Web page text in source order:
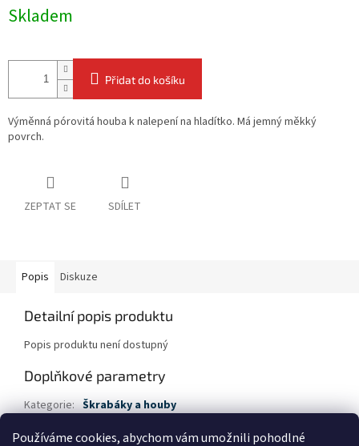
Používáme cookies, abychom vám umožnili pohodlné
cena:
Skladem
Přidat do košíku
Výměnná pórovitá houba k nalepení na hladítko. Má jemný měkký
povrch.
ZEPTAT SE SDÍLET
Popis Diskuze
Detailní popis produktu
Popis produktu není dostupný
Doplňkové parametry
Kategorie: Škrabáky a houby